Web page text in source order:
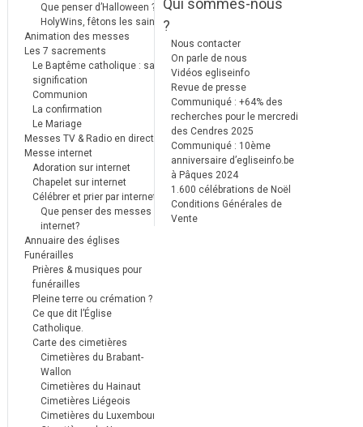
Que penser d’Halloween ?
HolyWins, fêtons les saints !
Animation des messes
Les 7 sacrements
Le Baptême catholique : sa
signification
Communion
La confirmation
Le Mariage
Messes TV & Radio en direct
Messe internet
Adoration sur internet
Chapelet sur internet
Célébrer et prier par internet
Que penser des messes
internet?
Annuaire des églises
Funérailles
Prières & musiques pour
funérailles
Pleine terre ou crémation ?
Ce que dit l’Église
Catholique.
Carte des cimetières
Cimetières du Brabant-
Wallon
Cimetières du Hainaut
Cimetières Liégeois
Cimetières du Luxembourg
Qui sommes-nous
?
Nous contacter
On parle de nous
Vidéos egliseinfo
Revue de presse
Communiqué : +64% des
recherches pour le mercredi
des Cendres 2025
Communiqué : 10ème
anniversaire d’egliseinfo.be
à Pâques 2024
1.600 célébrations de Noël
Conditions Générales de
Vente